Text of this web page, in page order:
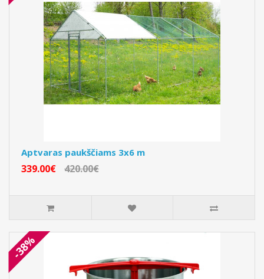
Aptvaras paukščiams 3x6 m
339.00€ 420.00€
-38%